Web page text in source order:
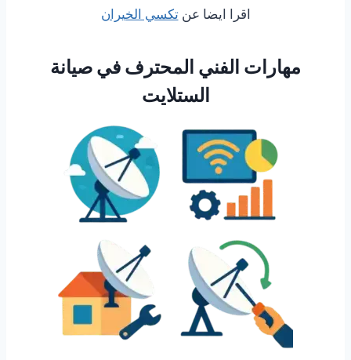
اقرا ايضا عنتكسي الخيران
مهارات الفني المحترف في صيانة
الستلايت